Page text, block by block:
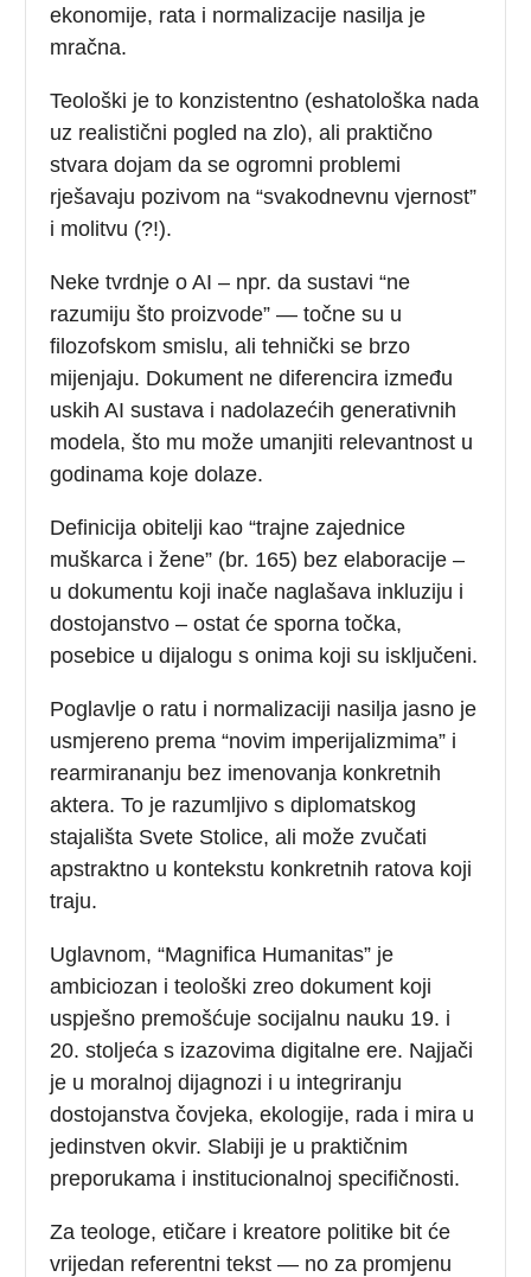
ekonomije, rata i normalizacije nasilja je
mračna.
Teološki je to konzistentno (eshatološka nada
uz realistični pogled na zlo), ali praktično
stvara dojam da se ogromni problemi
rješavaju pozivom na “svakodnevnu vjernost”
i molitvu (?!).
Neke tvrdnje o AI – npr. da sustavi “ne
razumiju što proizvode” — točne su u
filozofskom smislu, ali tehnički se brzo
mijenjaju. Dokument ne diferencira između
uskih AI sustava i nadolazećih generativnih
modela, što mu može umanjiti relevantnost u
godinama koje dolaze.
Definicija obitelji kao “trajne zajednice
muškarca i žene” (br. 165) bez elaboracije –
u dokumentu koji inače naglašava inkluziju i
dostojanstvo – ostat će sporna točka,
posebice u dijalogu s onima koji su isključeni.
Poglavlje o ratu i normalizaciji nasilja jasno je
usmjereno prema “novim imperijalizmima” i
rearmirananju bez imenovanja konkretnih
aktera. To je razumljivo s diplomatskog
stajališta Svete Stolice, ali može zvučati
apstraktno u kontekstu konkretnih ratova koji
traju.
Uglavnom, “Magnifica Humanitas” je
ambiciozan i teološki zreo dokument koji
uspješno premošćuje socijalnu nauku 19. i
20. stoljeća s izazovima digitalne ere. Najjači
je u moralnoj dijagnozi i u integriranju
dostojanstva čovjeka, ekologije, rada i mira u
jedinstven okvir. Slabiji je u praktičnim
preporukama i institucionalnoj specifičnosti.
Za teologe, etičare i kreatore politike bit će
vrijedan referentni tekst — no za promjenu